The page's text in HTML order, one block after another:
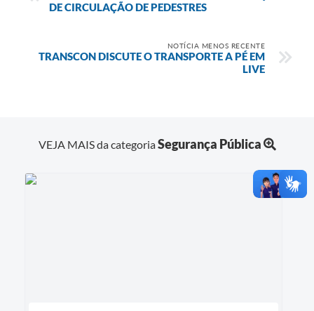
DE CIRCULAÇÃO DE PEDESTRES
NOTÍCIA MENOS RECENTE
TRANSCON DISCUTE O TRANSPORTE A PÉ EM
LIVE
VEJA MAIS da categoriaSegurança Pública